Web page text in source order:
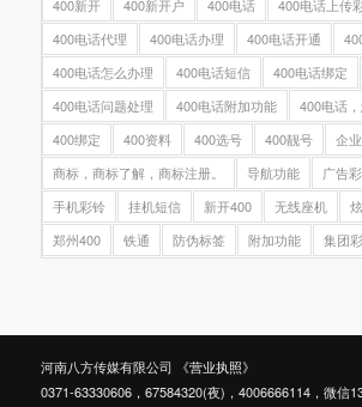
400新开
400新开户 400电话
400电话上传
400电话代理
400电话办理 400电话开通
400电话怎么办理
400电话短信 400电话绑定
400电话问题处理
400电话附加功能
400电话
400绑定
400资料 400选号 400靓号 企
商标，商标了解，商标注册。
导航功能 广告
手机彩铃
挂机短信 新开400 无线座机
郑州400
铁通 防伪标签 附加功能 集团
河南八方传媒有限公司
《营业执照》
0371-63330606，67584320(夜)，4006666114，微信